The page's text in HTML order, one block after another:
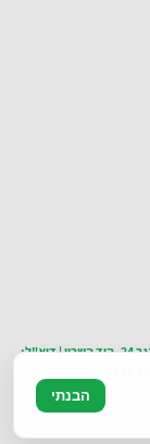
© כל הזכויות שמורות למדבירים פלוס 2018 - 2026 | משרדים: הנגר 24, הוד השרון | דוא"ל:
הבנתי